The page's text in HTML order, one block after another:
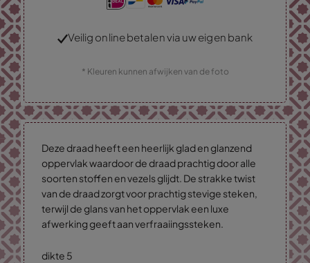
Veilig online betalen via uw eigen bank
* Kleuren kunnen afwijken van de foto
Deze draad heeft een heerlijk glad en glanzend
oppervlak waardoor de draad prachtig door alle
soorten stoffen en vezels glijdt. De strakke twist
van de draad zorgt voor prachtig stevige steken,
terwijl de glans van het oppervlak een luxe
afwerking geeft aan verfraaiingssteken.
dikte 5